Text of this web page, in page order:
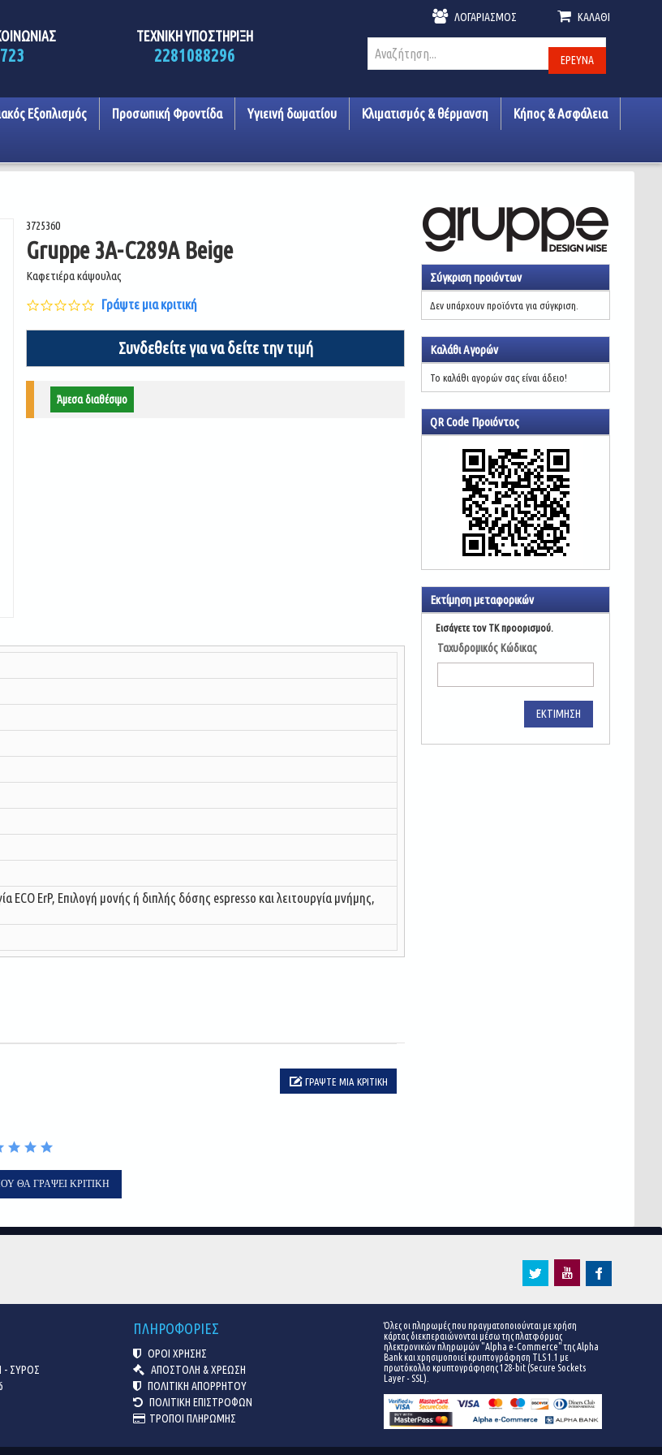
ΤΕΧΝΙΚΗ ΥΠΟΣΤΗΡΙΞΗ
2281088296
ΛΟΓΑΡΙΑΣΜΌΣ ΚΑΛΆΘΙ
ΈΡΕΥΝΑ
Εξοπλισμός Προσωπική Φροντίδα Υγιεινή δωματίου Κλιματισμός & θέρμανση Κήπος & Ασφάλεια
3725360
Gruppe 3A-C289A Beige
Καφετιέρα κάψουλας
0.0
star
rating
Γράψτε μια κριτική
Συνδεθείτε για να δείτε την τιμή
Άμεσα διαθέσιμο
ECO ErP, Επιλογή μονής ή διπλής δόσης espresso και λειτουργία μνήμης,
ΓΡΆΨΤΕ ΜΙΑ ΚΡΙΤΙΚΉ
ΘΑ ΓΡΆΨΕΙ ΚΡΙΤΙΚΉ
Σύγκριση προιόντων
Δεν υπάρχουν προϊόντα για σύγκριση.
Καλάθι Αγορών
Το καλάθι αγορών σας είναι άδειο!
QR Code Προιόντος
Εκτίμηση μεταφορικών
Εισάγετε τον ΤΚ προορισμού.
Ταχυδρομικός Κώδικας
ΕΚΤΊΜΗΣΗ
- ΣΥΡΟΣ
ΠΛΗΡΟΦΟΡΙΕΣ
ΟΡΟΙ ΧΡΗΣΗΣ
ΑΠΟΣΤΟΛΗ & ΧΡΕΩΣΗ
ΠΟΛΙΤΙΚΗ ΑΠΟΡΡΗΤΟΥ
ΠΟΛΙΤΙΚΗ ΕΠΙΣΤΡΟΦΩΝ
ΤΡΟΠΟΙ ΠΛΗΡΩΜΗΣ
Όλες οι πληρωμές που πραγματοποιούνται με χρήση
κάρτας διεκπεραιώνονται μέσω της πλατφόρμας
ηλεκτρονικών πληρωμών "Alpha e-Commerce" της Alpha
Bank και χρησιμοποιεί κρυπτογράφηση TLS 1.1 με
πρωτόκολλο κρυπτογράφησης 128-bit (Secure Sockets
Layer - SSL).